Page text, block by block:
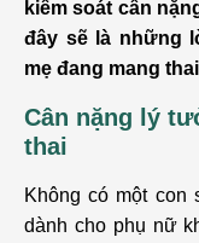
kiểm soát cân
đây sẽ là những
mẹ đang mang
Cân nặng lý
thai
Không có một con
dành cho phụ nữ